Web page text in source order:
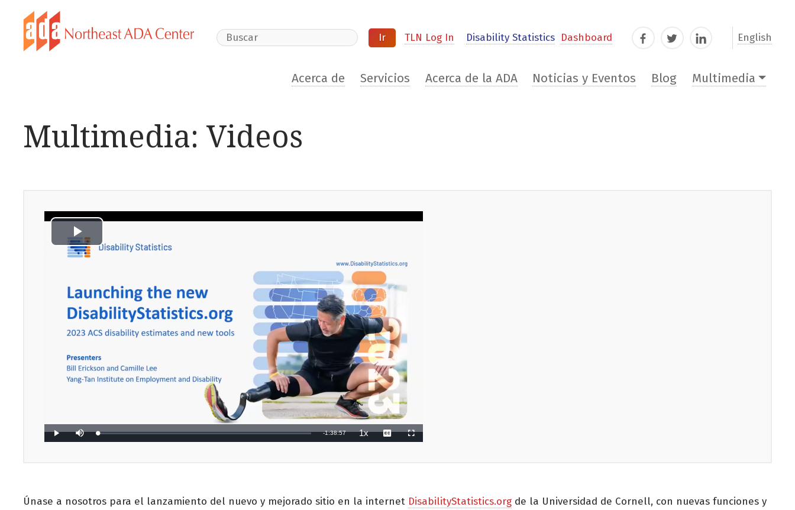
Search Website TLN Log In Disability Statistics Dashboard FacebookTwitterLinkedIn English
Acerca de Servicios Acerca de la ADA Noticias y Eventos Blog Multimedia
Multimedia: Videos
Únase a nosotros para el lanzamiento del nuevo y mejorado sitio en la internet DisabilityStatistics.org de la Universidad de Cornell, con nuevas funciones y